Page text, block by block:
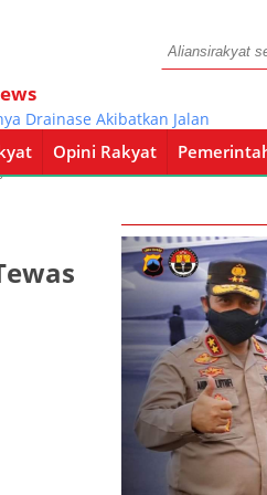
Akibatkan Jalan Menuju
Opini Rakyat
Pemerintahan Pendidikan